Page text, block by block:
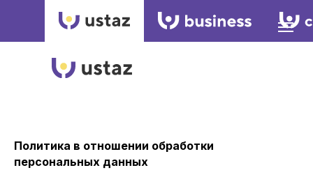
Политика в отношении обработки
персональных данных